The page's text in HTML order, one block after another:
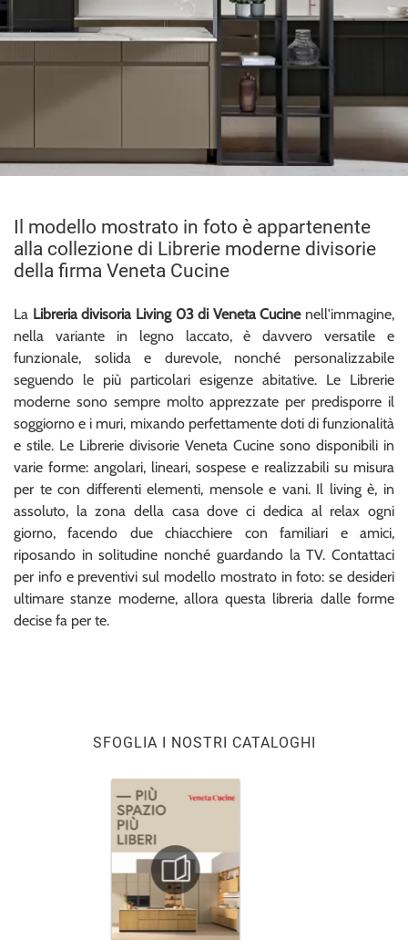
Il modello mostrato in foto è appartenente
alla collezione di Librerie moderne divisorie
della firma Veneta Cucine
La Libreria divisoria Living 03 di Veneta Cucinenell'immagine,
nella variante in legno laccato, è davvero versatile e
funzionale, solida e durevole, nonché personalizzabile
seguendo le più particolari esigenze abitative. Le Librerie
moderne sono sempre molto apprezzate per predisporre il
soggiorno e i muri, mixando perfettamente doti di funzionalità
e stile. Le Librerie divisorie Veneta Cucine sono disponibili in
varie forme: angolari, lineari, sospese e realizzabili su misura
per te con differenti elementi, mensole e vani. Il living è, in
assoluto, la zona della casa dove ci dedica al relax ogni
giorno, facendo due chiacchiere con familiari e amici,
riposando in solitudine nonché guardando la TV. Contattaci
per info e preventivi sul modello mostrato in foto: se desideri
ultimare stanze moderne, allora questa libreria dalle forme
decise fa per te.
SFOGLIA I NOSTRI CATALOGHI